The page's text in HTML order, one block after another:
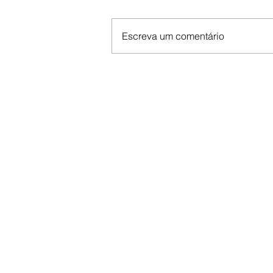
Escreva um comentário